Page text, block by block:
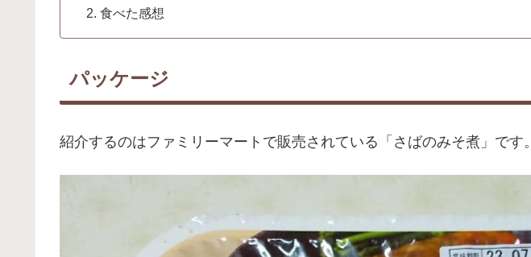
食べた感想
パッケージ
紹介するのはファミリーマートで販売されている「さばのみそ煮」です。